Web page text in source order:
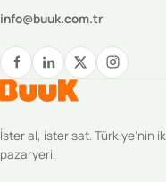
info@buuk.com.tr
İster al, ister sat. Türkiye’nin
pazaryeri.